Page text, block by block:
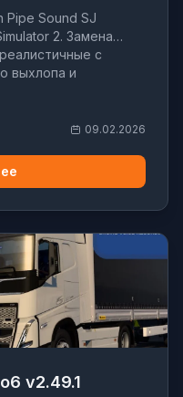
Pipe Sound SJ
2. Замена
с
выхлопа и
09.02.2026
v2.49.1